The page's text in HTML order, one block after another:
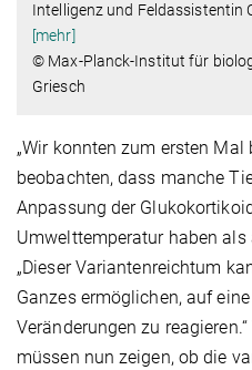
Intelligenz und Feldassistentin
[mehr]
© Max-Planck-Institut für
Griesch
„Wir konnten zum ersten
beobachten, dass manche
Anpassung der
Umwelttemperatur haben als
„Dieser Variantenreichtum
Ganzes ermöglichen, auf
Veränderungen zu
müssen nun zeigen, ob die